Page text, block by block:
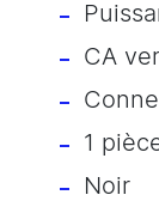
CA
1
Noir